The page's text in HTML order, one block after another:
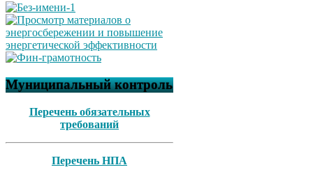
Муниципальный контроль
Перечень обязательных
требований
Перечень НПА